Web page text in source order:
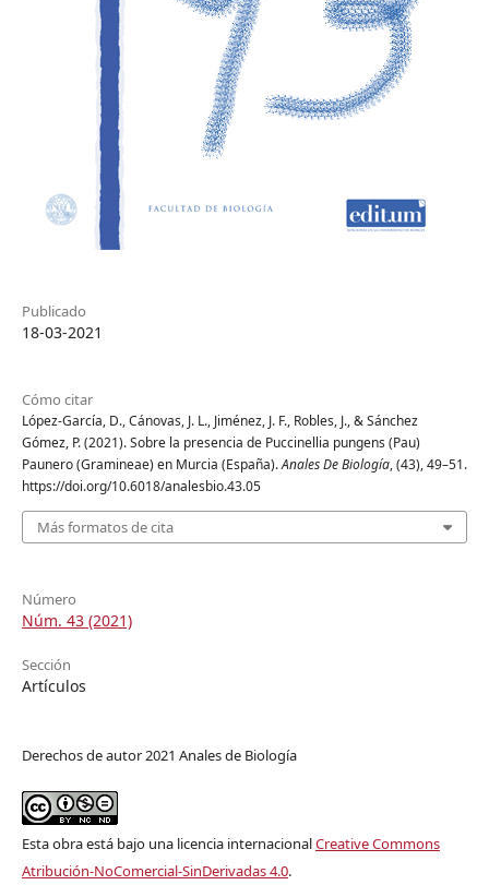
Publicado
18-03-2021
Cómo citar
López-García, D., Cánovas, J. L., Jiménez, J. F., Robles, J., & Sánchez
Gómez, P. (2021). Sobre la presencia de Puccinellia pungens (Pau)
Paunero (Gramineae) en Murcia (España).Anales De Biología, (43), 49–51.
https://doi.org/10.6018/analesbio.43.05
Más formatos de cita
Número
Núm. 43 (2021)
Sección
Artículos
Derechos de autor 2021 Anales de Biología
Esta obra está bajo una licencia internacionalCreative Commons
Atribución-NoComercial-SinDerivadas 4.0.